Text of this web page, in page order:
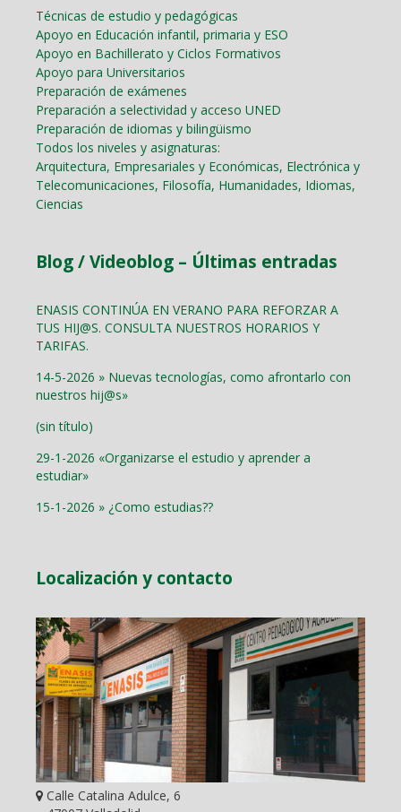
Técnicas de estudio y pedagógicas
Apoyo en Educación infantil, primaria y ESO
Apoyo en Bachillerato y Ciclos Formativos
Apoyo para Universitarios
Preparación de exámenes
Preparación a selectividad y acceso UNED
Preparación de idiomas y bilingüismo
Todos los niveles y asignaturas:
Arquitectura, Empresariales y Económicas, Electrónica y
Telecomunicaciones, Filosofía, Humanidades, Idiomas,
Ciencias
Blog / Videoblog – Últimas entradas
ENASIS CONTINÚA EN VERANO PARA REFORZAR A
TUS HIJ@S. CONSULTA NUESTROS HORARIOS Y
TARIFAS.
14-5-2026 » Nuevas tecnologías, como afrontarlo con
nuestros hij@s»
(sin título)
29-1-2026 «Organizarse el estudio y aprender a
estudiar»
15-1-2026 » ¿Como estudias??
Localización y contacto
Calle Catalina Adulce, 6